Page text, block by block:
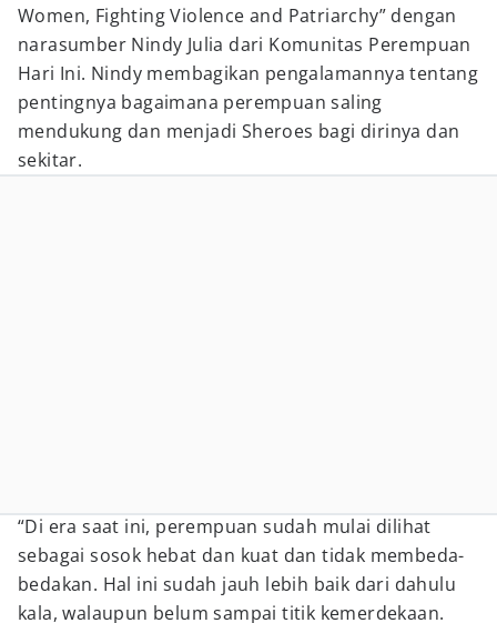
Women, Fighting Violence and Patriarchy” dengan
narasumber Nindy Julia dari Komunitas Perempuan
Hari Ini. Nindy membagikan pengalamannya tentang
pentingnya bagaimana perempuan saling
mendukung dan menjadi Sheroes bagi dirinya dan
sekitar.
“Di era saat ini, perempuan sudah mulai dilihat
sebagai sosok hebat dan kuat dan tidak membeda-
bedakan. Hal ini sudah jauh lebih baik dari dahulu
kala, walaupun belum sampai titik kemerdekaan.